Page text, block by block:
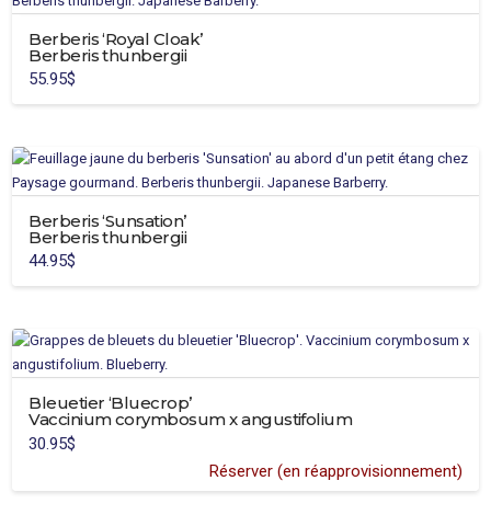
Berberis ‘Royal Cloak’
Berberis thunbergii
55.95$
Berberis ‘Sunsation’
Berberis thunbergii
44.95$
Bleuetier ‘Bluecrop’
Vaccinium corymbosum x angustifolium
30.95$
Réserver (en réapprovisionnement)